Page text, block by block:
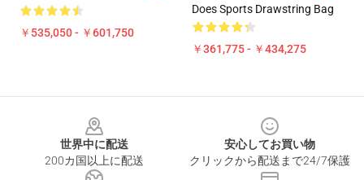
￥535,050 - ￥601,750
Does Sports Drawstring Bag
￥361,775 - ￥434,275
世界中に配送
200カ国以上に配送
安心してお買い物
クリックから配送まで24/7保護